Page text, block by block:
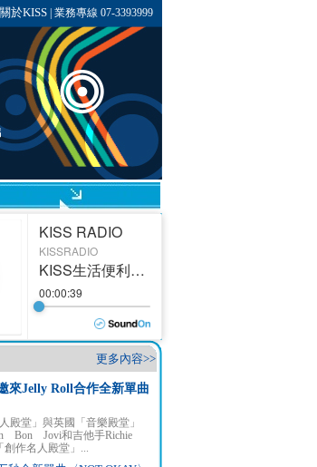
關於KISS| 業務專線 07-3393999
更多內容>>
來Jelly Roll合作全新單曲
殿堂」與英國「音樂殿堂」
Bon Jovi和吉他手Richie
創作名人殿堂」...